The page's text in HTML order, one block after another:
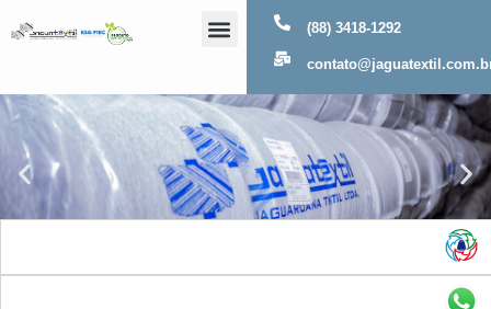
(88) 3418-1292